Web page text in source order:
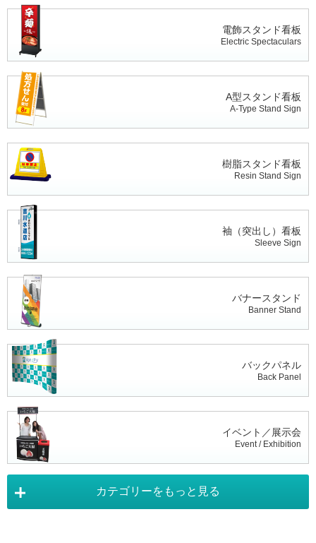
電飾スタンド看板
Electric Spectaculars
A型スタンド看板
A-Type Stand Sign
樹脂スタンド看板
Resin Stand Sign
袖（突出し）看板
Sleeve Sign
バナースタンド
Banner Stand
バックパネル
Back Panel
イベント／展示会
Event / Exhibition
Tapestry
カテゴリーをもっと見る